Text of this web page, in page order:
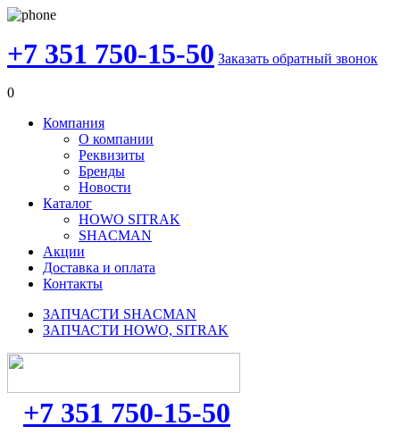
+7 351 750-15-50 Заказать обратный звонок
0
Компания
О компании
Реквизиты
Бренды
Новости
Каталог
HOWO SITRAK
SHACMAN
Акции
Доставка и оплата
Контакты
ЗАПЧАСТИ SHACMAN
ЗАПЧАСТИ HOWO, SITRAK
+7 351 750-15-50